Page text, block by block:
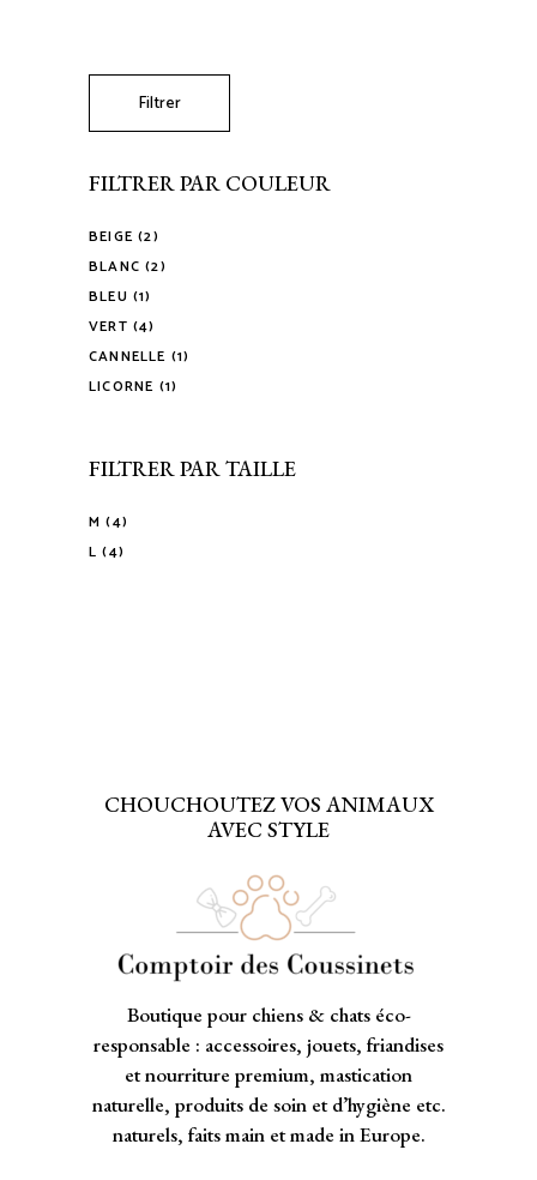
Filtrer
FILTRER PAR COULEUR
BEIGE (2)
BLANC (2)
BLEU (1)
VERT (4)
CANNELLE (1)
LICORNE (1)
FILTRER PAR TAILLE
M (4)
L (4)
CHOUCHOUTEZ VOS ANIMAUX
AVEC STYLE
Boutique pour chiens & chats éco-
responsable : accessoires, jouets, friandises
et nourriture premium, mastication
naturelle, produits de soin et d’hygiène etc.
naturels, faits main et made in Europe.